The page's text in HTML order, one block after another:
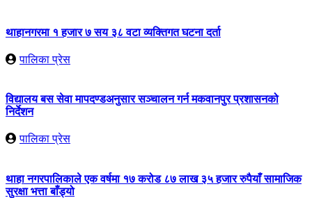
थाहानगरमा १ हजार ७ सय ३८ वटा व्यक्तिगत घटना दर्ता
पालिका प्रेस
विद्यालय बस सेवा मापदण्डअनुसार सञ्चालन गर्न मकवानपुर प्रशासनको
निर्देशन
पालिका प्रेस
थाहा नगरपालिकाले एक वर्षमा १७ करोड ८७ लाख ३५ हजार रुपैयाँ सामाजिक
सुरक्षा भत्ता बाँड्यो